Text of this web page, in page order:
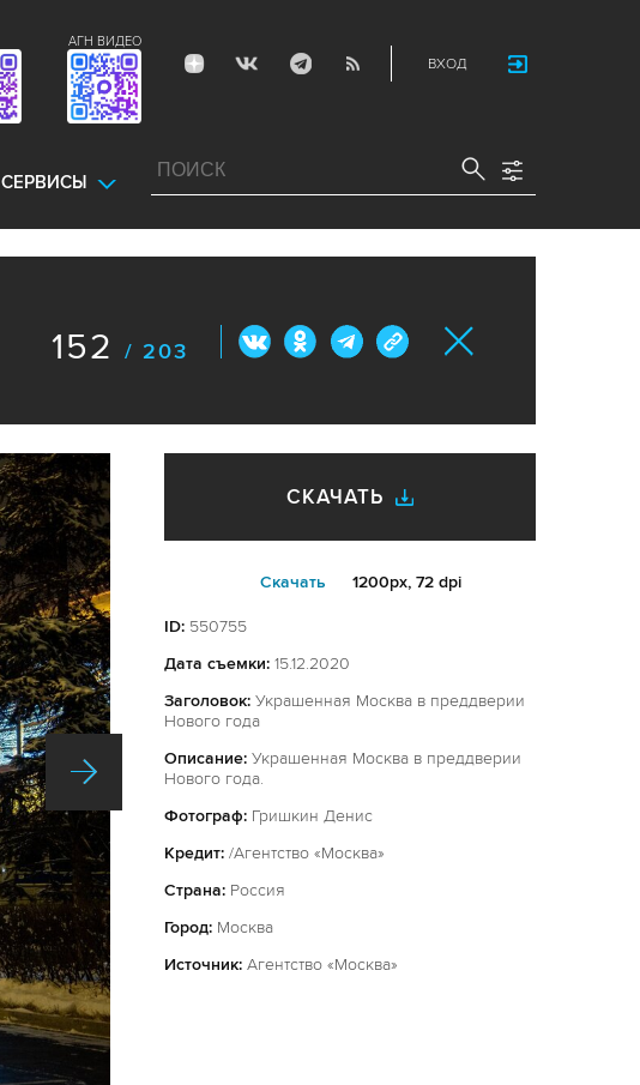
ВХОД
АГН ВИДЕО
СЕРВИСЫ
152 / 203
СКАЧАТЬ
Cкачать 1200px, 72 dpi
ID: 550755
Дата съемки: 15.12.2020
Заголовок: Украшенная Москва в преддверии
Нового года
Описание: Украшенная Москва в преддверии
Нового года.
Фотограф: Гришкин Денис
Кредит: /Агентство «Москва»
Страна: Россия
Город: Москва
Источник: Агентство «Москва»